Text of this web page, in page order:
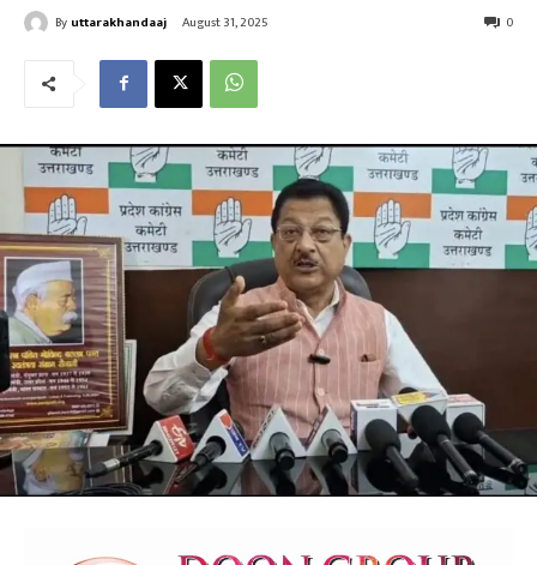
By uttarakhandaaj August 31, 2025 0